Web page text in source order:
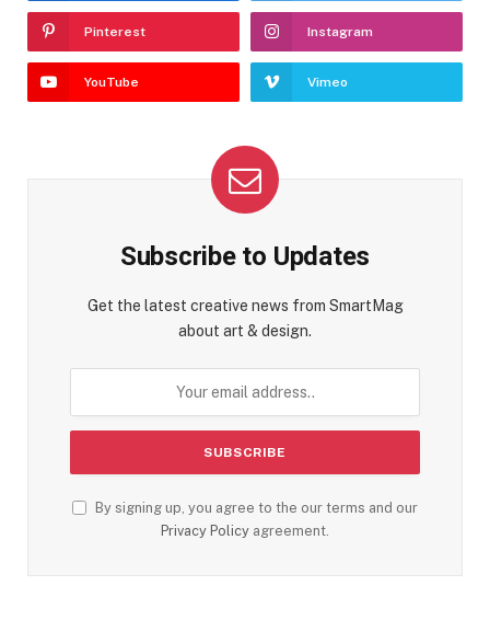
Pinterest Instagram
YouTube Vimeo
Subscribe to Updates
Get the latest creative news from SmartMag
about art & design.
By signing up, you agree to the our terms and our
Privacy Policy agreement.